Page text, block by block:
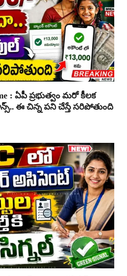
: ఏపీ ప్రభుత్వం మరో కీలక
ఈ చిన్న పని చేస్తే సరిపోతుంది